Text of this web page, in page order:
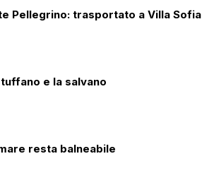
Pellegrino: trasportato a Villa Sofia
e la salvano
resta balneabile